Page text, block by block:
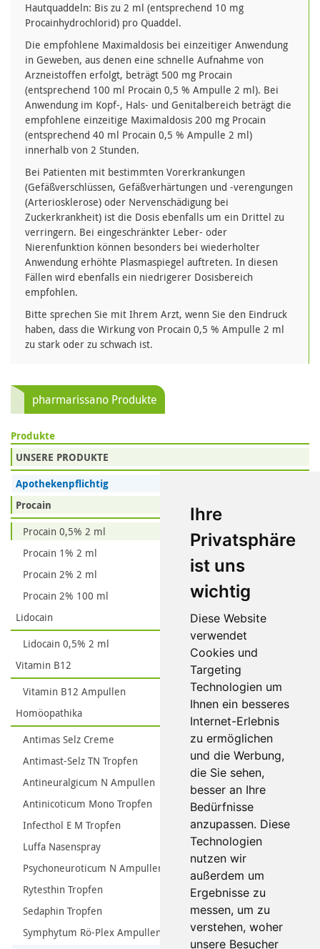
Ihre
Privatsphäre
ist uns
wichtig
Diese Website
verwendet
Cookies und
Targeting
Technologien um
Ihnen ein besseres
Internet-Erlebnis
zu ermöglichen
und die Werbung,
die Sie sehen,
besser an Ihre
Bedürfnisse
anzupassen. Diese
Technologien
nutzen wir
außerdem um
Ergebnisse zu
messen, um zu
verstehen, woher
unsere Besucher
Hautquaddeln: Bis zu 2 ml (entsprechend 10 mg
Procainhydrochlorid) pro Quaddel.
Die empfohlene Maximaldosis bei einzeitiger Anwendung
in Geweben, aus denen eine schnelle Aufnahme von
Arzneistoffen erfolgt, beträgt 500 mg Procain
(entsprechend 100 ml Procain 0,5 % Ampulle 2 ml). Bei
Anwendung im Kopf-, Hals- und Genitalbereich beträgt die
empfohlene einzeitige Maximaldosis 200 mg Procain
(entsprechend 40 ml Procain 0,5 % Ampulle 2 ml)
innerhalb von 2 Stunden.
Bei Patienten mit bestimmten Vorerkrankungen
(Gefäßverschlüssen, Gefäßverhärtungen und -verengungen
(Arteriosklerose) oder Nervenschädigung bei
Zuckerkrankheit) ist die Dosis ebenfalls um ein Drittel zu
verringern. Bei eingeschränkter Leber- oder
Nierenfunktion können besonders bei wiederholter
Anwendung erhöhte Plasmaspiegel auftreten. In diesen
Fällen wird ebenfalls ein niedrigerer Dosisbereich
empfohlen.
Bitte sprechen Sie mit Ihrem Arzt, wenn Sie den Eindruck
haben, dass die Wirkung von Procain 0,5 % Ampulle 2 ml
zu stark oder zu schwach ist.
pharmarissano Produkte
Produkte
UNSERE PRODUKTE
Apothekenpflichtig
Procain
Procain 0,5% 2 ml
Procain 1% 2 ml
Procain 2% 2 ml
Procain 2% 100 ml
Lidocain
Lidocain 0,5% 2 ml
Vitamin B12
Vitamin B12 Ampullen
Homöopathika
Antimas Selz Creme
Antimast-Selz TN Tropfen
Antineuralgicum N Ampullen
Antinicoticum Mono Tropfen
Infecthol E M Tropfen
Luffa Nasenspray
Psychoneuroticum N Ampullen
Rytesthin Tropfen
Sedaphin Tropfen
Symphytum Rö-Plex Ampullen